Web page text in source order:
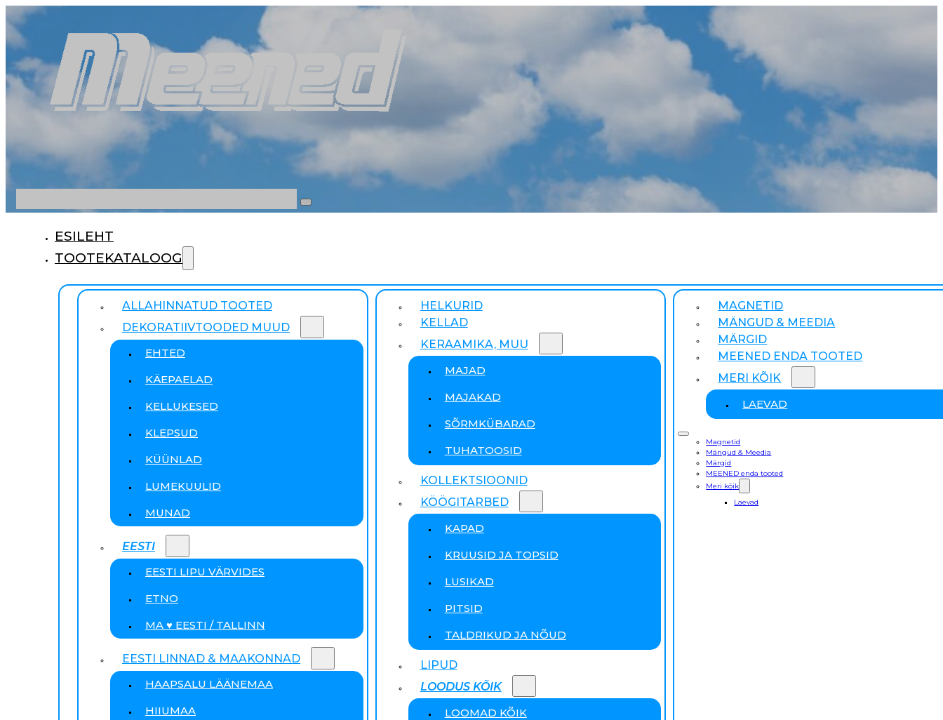
ESILEHT
TOOTEKATALOOG
ALLAHINNATUD TOOTED
DEKORATIIVTOODED MUUD
EHTED
KÄEPAELAD
KELLUKESED
KLEPSUD
KÜÜNLAD
LUMEKUULID
MUNAD
EESTI
EESTI LIPU VÄRVIDES
ETNO
MA ♥ EESTI / TALLINN
EESTI LINNAD & MAAKONNAD
HAAPSALU LÄÄNEMAA
HIIUMAA
HELKURID
KELLAD
KERAAMIKA, MUU
MAJAD
MAJAKAD
SÕRMKÜBARAD
TUHATOOSID
KOLLEKTSIOONID
KÖÖGITARBED
KAPAD
KRUUSID JA TOPSID
LUSIKAD
PITSID
TALDRIKUD JA NÕUD
LIPUD
LOODUS KÕIK
LOOMAD KÕIK
MAGNETID
MÄNGUD & MEEDIA
MÄRGID
MEENED ENDA TOOTED
MERI KÕIK
LAEVAD
Magnetid
Mängud & Meedia
Märgid
MEENED enda tooted
Meri kõik
Laevad